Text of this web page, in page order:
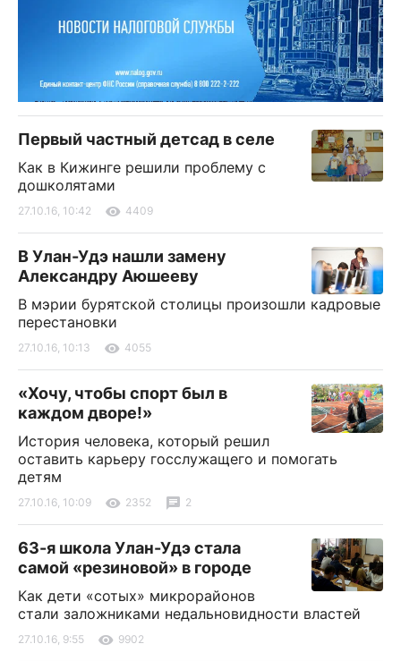
Первый частный детсад в селе
Как в Кижинге решили проблему с
дошколятами
27.10.16, 10:42 4409
В Улан-Удэ нашли замену
Александру Аюшееву
В мэрии бурятской столицы произошли кадровые
перестановки
27.10.16, 10:13 4055
«Хочу, чтобы спорт был в
каждом дворе!»
История человека, который решил
оставить карьеру госслужащего и помогать
детям
27.10.16, 10:09 2352 2
63-я школа Улан-Удэ стала
самой «резиновой» в городе
Как дети «сотых» микрорайонов
стали заложниками недальновидности властей
27.10.16, 9:55 9902